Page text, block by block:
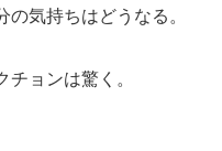
気持ちはどうなる。
ョンは驚く。